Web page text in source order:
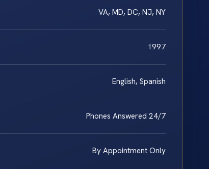
VA, MD, DC, NJ, NY
1997
English, Spanish
Phones Answered 24/7
By Appointment Only